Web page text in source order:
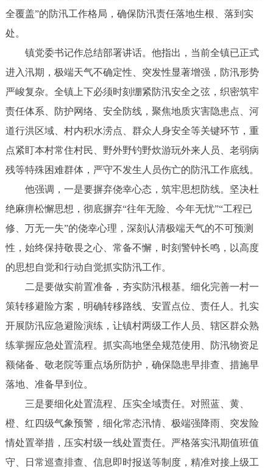
全覆盖”的防汛工作格局，确保防汛责任落地生根、落到实
处。
镇党委书记作总结部署讲话。他指出，当前全镇已正式
进入汛期，极端天气不确定性、突发性显著增强，防汛形势
严峻复杂。全镇上下必须时刻绷紧防汛安全之弦，织密筑牢
责任体系、防护网络、安全防线，聚焦地质灾害隐患点、河
道行洪区域、村内积水涝点、群众人身安全等关键环节，重
点紧盯本村常住村民、野外野钓野炊游玩外来人员、老弱病
残等特殊困难群体，严守不发生人员伤亡的防汛工作底线。
他强调，一是要摒弃侥幸心态，筑牢思想防线。坚决杜
绝麻痹松懈思想，彻底摒弃“往年无险、今年无忧”“工程已
修、万无一失”的侥幸心理，深刻认清极端天气的不可预测
性，始终保持敬畏之心、常备不懈，时刻警钟长鸣，以高度
的思想自觉和行动自觉抓实防汛工作。
二是要做实前置准备，夯实防汛根基。细化完善一村一
策转移避险方案，明确转移路线、安置点位、责任人。扎实
开展防汛应急避险演练，让镇村两级工作人员、辖区群众熟
练掌握应急处置流程。抓实高地堡垒规范使用、防汛物资足
额储备、敬老院等重点场所防护，确保隐患早排查、措施早
落地、准备早到位。
三是要细化处置流程、压实全域责任。对照蓝、黄、
橙、红四级气象预警，细化常态汛情、极端强降雨、突发险
情处置举措，压实村级一线处置责任。严格落实汛期值班值
守、日常巡查排查、信息即时报送等制度，精准对接上级工